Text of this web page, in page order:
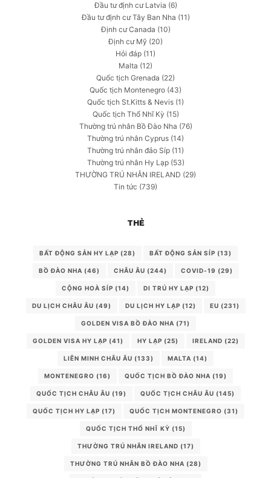
Đầu tư định cư Latvia (6)
Đầu tư định cư Tây Ban Nha (11)
Định cư Canada (10)
Định cư Mỹ (20)
Hỏi đáp (11)
Malta (12)
Quốc tịch Grenada (22)
Quốc tịch Montenegro (43)
Quốc tịch St.Kitts & Nevis (1)
Quốc tịch Thổ Nhĩ Kỳ (15)
Thường trú nhân Bồ Đào Nha (76)
Thường trú nhân Cyprus (14)
Thường trú nhân đảo Síp (11)
Thường trú nhân Hy Lạp(53)
THƯỜNG TRÚ NHÂN IRELAND (29)
Tin tức (739)
THẺ
BẤT ĐỘNG SẢN HY LẠP (28) BẤT ĐỘNG SẢN SÍP (13)
BỒ ĐÀO NHA (46) CHÂU ÂU (244) COVID-19 (29)
CỘNG HOÀ SÍP (14) DI TRÚ HY LẠP (12)
DU LỊCH CHÂU ÂU (49) DU LỊCH HY LẠP (12) EU (231)
GOLDEN VISA BỒ ĐÀO NHA (71)
GOLDEN VISA HY LẠP (41) HY LẠP (25) IRELAND (22)
LIÊN MINH CHÂU ÂU (133) MALTA (14)
MONTENEGRO (16) QUỐC TỊCH BỒ ĐÀO NHA (19)
QUỐC TỊCH CHÂU ÂU (19) QUỐC TỊCH CHÂU ÂU (145)
QUỐC TỊCH HY LẠP (17) QUỐC TỊCH MONTENEGRO (31)
QUỐC TỊCH THỔ NHĨ KỲ (15)
THƯỜNG TRÚ NHÂN IRELAND (17)
THƯỜNG TRÚ NHÂN BỒ ĐÀO NHA (28)